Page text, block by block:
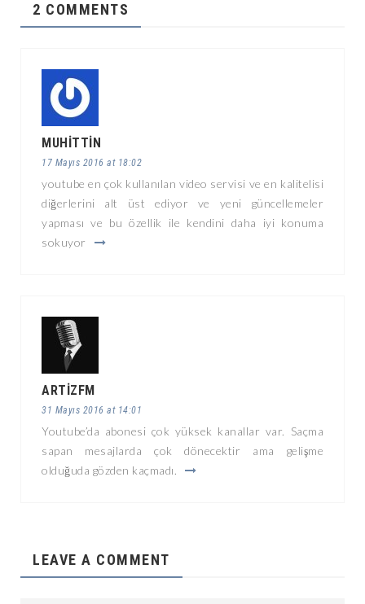
2 COMMENTS
MUHITTIN
17 Mayıs 2016 at 18:02
youtube en çok kullanılan video servisi ve en kalitelisi
diğerlerini alt üst ediyor ve yeni güncellemeler
yapması ve bu özellik ile kendini daha iyi konuma
sokuyor
ARTIZFM
31 Mayıs 2016 at 14:01
Youtube’da abonesi çok yüksek kanallar var. Saçma
sapan mesajlarda çok dönecektir ama gelişme
olduğuda gözden kaçmadı.
LEAVE A COMMENT